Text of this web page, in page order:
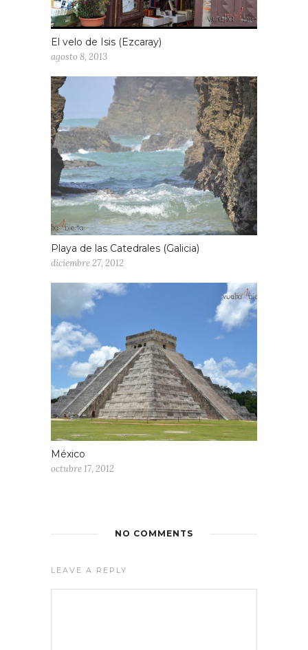
El velo de Isis (Ezcaray)
agosto 8, 2013
Playa de las Catedrales (Galicia)
diciembre 27, 2012
México
octubre 17, 2012
NO COMMENTS
LEAVE A REPLY